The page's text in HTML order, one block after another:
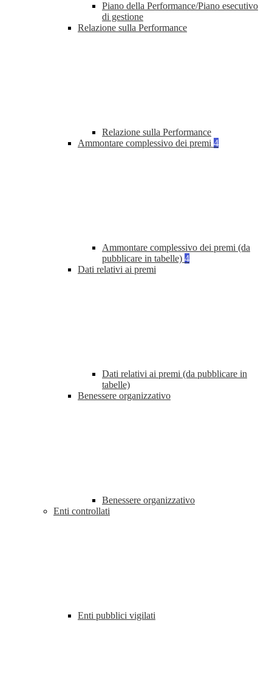
Piano della Performance/Piano esecutivo
di gestione
Relazione sulla Performance
Relazione sulla Performance
Ammontare complessivo dei premi 4
Ammontare complessivo dei premi (da
pubblicare in tabelle) 4
Dati relativi ai premi
Dati relativi ai premi (da pubblicare in
tabelle)
Benessere organizzativo
Benessere organizzativo
Enti controllati
Enti pubblici vigilati